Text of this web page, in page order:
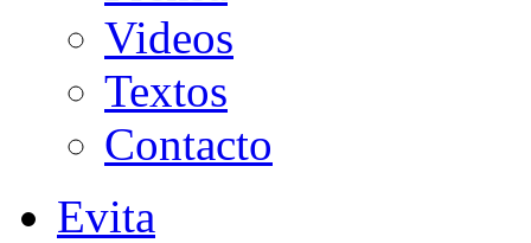
Videos
Textos
Contacto
Evita